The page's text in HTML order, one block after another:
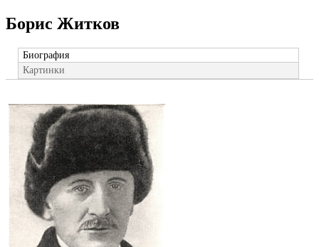
Борис Житков
Биография
Картинки